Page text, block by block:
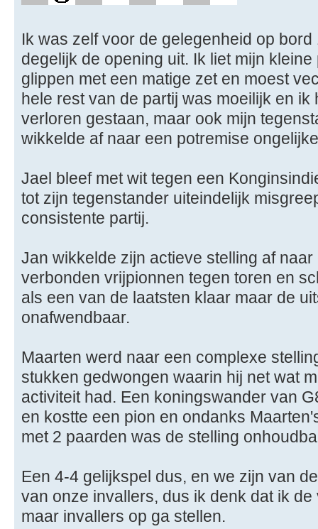
Ik was zelf voor de gelegenheid op
degelijk de opening uit. Ik liet mijn
glippen met een matige zet en moest
hele rest van de partij was moeilijk en
verloren gestaan, maar ook mijn
wikkelde af naar een potremise
Jael bleef met wit tegen een
tot zijn tegenstander uiteindelijk
consistente partij.
Jan wikkelde zijn actieve stelling af
verbonden vrijpionnen tegen toren en
als een van de laatsten klaar maar de
onafwendbaar.
Maarten werd naar een complexe
stukken gedwongen waarin hij net wat
activiteit had. Een koningswander van
en kostte een pion en ondanks
met 2 paarden was de stelling
Een 4-4 gelijkspel dus, en we zijn van
van onze invallers, dus ik denk dat ik
maar invallers op ga stellen.